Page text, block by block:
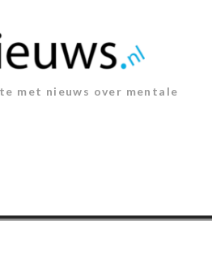
met nieuws over mentale